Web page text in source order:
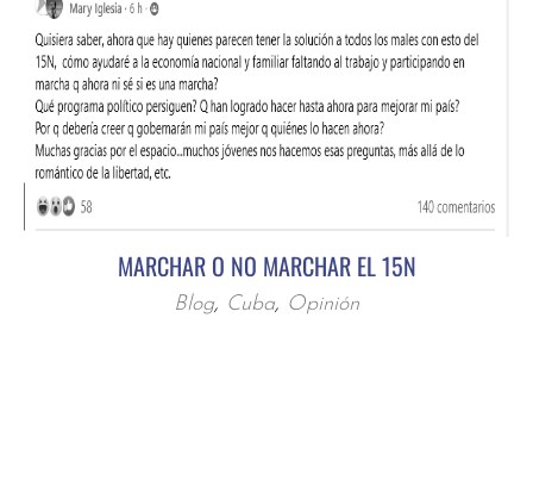
MARCHAR O NO MARCHAR EL 15N
Blog, Cuba, Opinión